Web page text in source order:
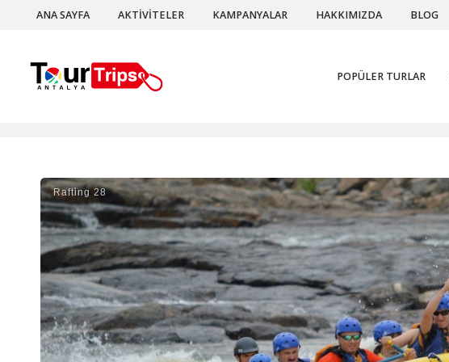
ANA SAYFA AKTİVİTELER KAMPANYALAR HAKKIMIZDA BLOG
POPÜLER TURLAR
Rafti̇ng 28